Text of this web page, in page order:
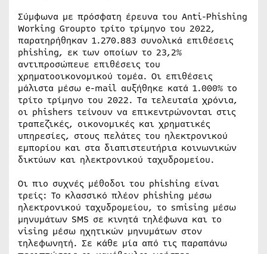
Σύμφωνα με πρόσφατη έρευνα του Anti-Phishing
Working Groupτο τρίτο τρίμηνο του 2022,
παρατηρήθηκαν 1.270.883 συνολικά επιθέσεις
phishing, εκ των οποίων το 23,2%
αντιπροσώπευε επιθέσεις του
χρηματοοικονομικού τομέα. Οι επιθέσεις
μάλιστα μέσω e-mail αυξήθηκε κατά 1.000% το
τρίτο τρίμηνο του 2022. Τα τελευταία χρόνια,
οι phishers τείνουν να επικεντρώνονται στις
τραπεζικές, οικονομικές και χρηματικές
υπηρεσίες, στους πελάτες του ηλεκτρονικού
εμπορίου και στα διαπιστευτήρια κοινωνικών
δικτύων και ηλεκτρονικού ταχυδρομείου.
Οι πιο συχνές μέθοδοι του phishing είναι
τρείς: Το κλασσικό πλέον phishing μέσω
ηλεκτρονικού ταχυδρομείου, το smising μέσω
μηνυμάτων SMS σε κινητά τηλέφωνα και το
vising μέσω ηχητικών μηνυμάτων στον
τηλεφωνητή. Σε κάθε μία από τις παραπάνω